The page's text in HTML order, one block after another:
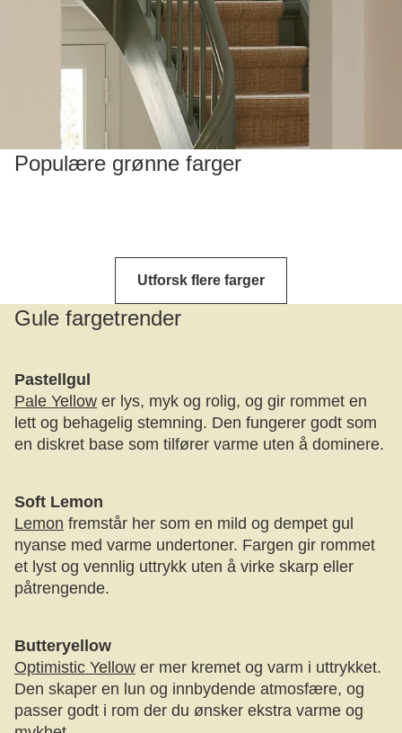
Populære grønne farger
Utforsk flere farger
Gule fargetrender
Pastellgul
Pale Yellow er lys, myk og rolig, og gir rommet en
lett og behagelig stemning. Den fungerer godt som
en diskret base som tilfører varme uten å dominere.
Soft Lemon
Lemon fremstår her som en mild og dempet gul
nyanse med varme undertoner. Fargen gir rommet
et lyst og vennlig uttrykk uten å virke skarp eller
påtrengende.
Butteryellow
Optimistic Yellow er mer kremet og varm i uttrykket.
Den skaper en lun og innbydende atmosfære, og
passer godt i rom der du ønsker ekstra varme og